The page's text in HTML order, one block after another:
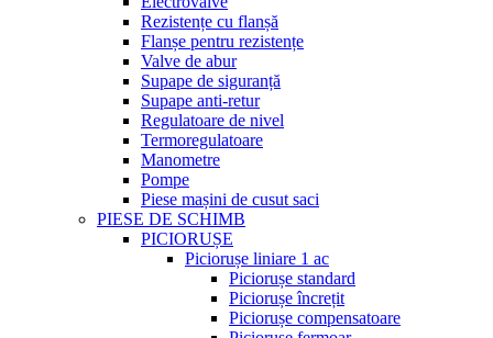
Rezistențe cu flanșă
Flanșe pentru rezistențe
Valve de abur
Supape de siguranță
Supape anti-retur
Regulatoare de nivel
Termoregulatoare
Manometre
Pompe
Piese mașini de cusut saci
PIESE DE SCHIMB
PICIORUȘE
Piciorușe liniare 1 ac
Piciorușe standard
Piciorușe încrețit
Piciorușe compensatoare